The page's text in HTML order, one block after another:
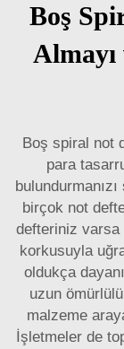
Boş
Almayı
Boş spiral not
para
birçok not
defteriniz varsa
korkusuyla
oldukça
uzun
malzeme
İşletmeler de